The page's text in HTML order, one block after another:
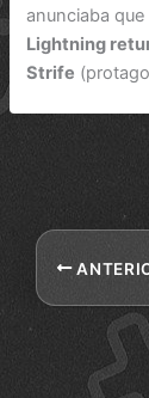
anunciaba
Lightning
Strife